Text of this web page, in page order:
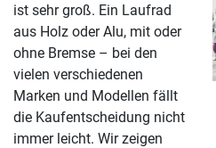
ist sehr groß. Ein Laufrad
aus Holz oder Alu, mit oder
ohne Bremse – bei den
vielen verschiedenen
Marken und Modellen fällt
die Kaufentscheidung nicht
immer leicht. Wir zeigen